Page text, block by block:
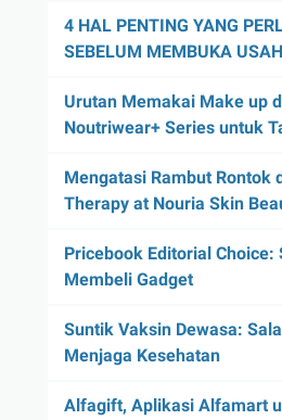
4 HAL PENTING YANG
SEBELUM MEMBUKA
Urutan Memakai Make up
Noutriwear+ Series untuk
Mengatasi Rambut Rontok
Therapy at Nouria Skin
Pricebook Editorial Choice:
Membeli Gadget
Suntik Vaksin Dewasa:
Menjaga Kesehatan
Alfagift, Aplikasi Alfamart